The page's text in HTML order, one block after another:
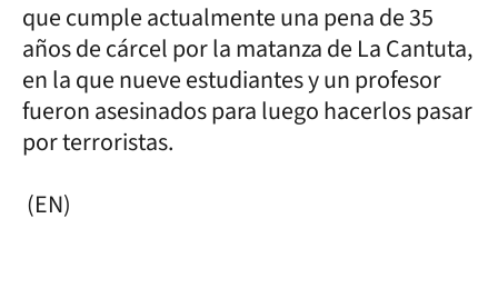
que cumple actualmente una pena de 35
años de cárcel por la matanza de La Cantuta,
en la que nueve estudiantes y un profesor
fueron asesinados para luego hacerlos pasar
por terroristas.
(EN)